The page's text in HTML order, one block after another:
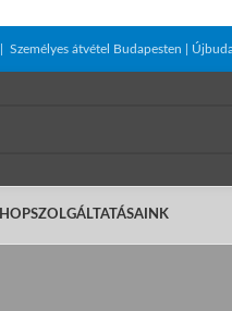
Személyes átvétel Budapesten |
SZOLGÁLTATÁSAINK